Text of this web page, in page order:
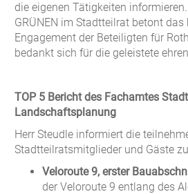
die eigenen Tätigkeiten
GRÜNEN im Stadtteilrat betont
Engagement der Beteiligten für
bedankt sich für die geleistete
TOP 5 Bericht des Fachamtes
Landschaftsplanung
Herr Steudle informiert die
Stadtteilratsmitglieder und Gäste
Veloroute 9, erster
der Veloroute 9 entlang des